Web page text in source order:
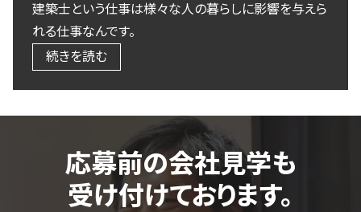
建築士という仕事は様々な人の暮らしに影響を与えら
れる仕事なんです。
続きを読む
応募前の会社見学も
受け付けております。